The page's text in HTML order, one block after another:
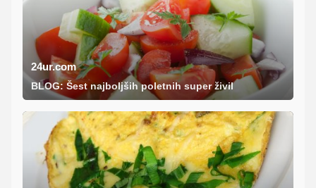
24ur.com
BLOG: Šest najboljših poletnih super živil